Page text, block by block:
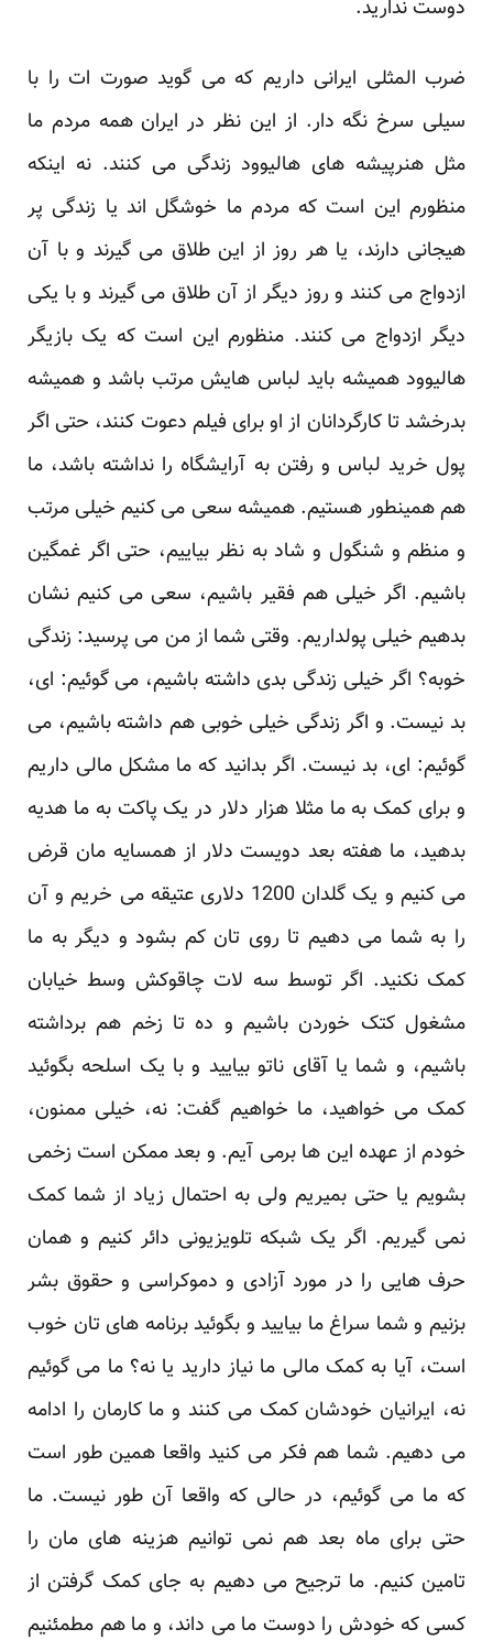
دوست ندارید.
ضرب المثلی ایرانی داریم که می گوید صورت ات را با
سیلی سرخ نگه دار. از این نظر در ایران همه مردم ما
مثل هنرپیشه های هالیوود زندگی می کنند. نه اینکه
منظورم این است که مردم ما خوشگل اند یا زندگی پر
هیجانی دارند، یا هر روز از این طلاق می گیرند و با آن
ازدواج می کنند و روز دیگر از آن طلاق می گیرند و با یکی
دیگر ازدواج می کنند. منظورم این است که یک بازیگر
هالیوود همیشه باید لباس هایش مرتب باشد و همیشه
بدرخشد تا کارگردانان از او برای فیلم دعوت کنند، حتی اگر
پول خرید لباس و رفتن به آرایشگاه را نداشته باشد، ما
هم همینطور هستیم. همیشه سعی می کنیم خیلی مرتب
و منظم و شنگول و شاد به نظر بیاییم، حتی اگر غمگین
باشیم. اگر خیلی هم فقیر باشیم، سعی می کنیم نشان
بدهیم خیلی پولداریم. وقتی شما از من می پرسید: زندگی
خوبه؟ اگر خیلی زندگی بدی داشته باشیم، می گوئیم: ای،
بد نیست. و اگر زندگی خیلی خوبی هم داشته باشیم، می
گوئیم: ای، بد نیست. اگر بدانید که ما مشکل مالی داریم
و برای کمک به ما مثلا هزار دلار در یک پاکت به ما هدیه
بدهید، ما هفته بعد دویست دلار از همسایه مان قرض
می کنیم و یک گلدان 1200 دلاری عتیقه می خریم و آن
را به شما می دهیم تا روی تان کم بشود و دیگر به ما
کمک نکنید. اگر توسط سه لات چاقوکش وسط خیابان
مشغول کتک خوردن باشیم و ده تا زخم هم برداشته
باشیم، و شما یا آقای ناتو بیایید و با یک اسلحه بگوئید
کمک می خواهید، ما خواهیم گفت: نه، خیلی ممنون،
خودم از عهده این ها برمی آیم. و بعد ممکن است زخمی
بشویم یا حتی بمیریم ولی به احتمال زیاد از شما کمک
نمی گیریم. اگر یک شبکه تلویزیونی دائر کنیم و همان
حرف هایی را در مورد آزادی و دموکراسی و حقوق بشر
بزنیم و شما سراغ ما بیایید و بگوئید برنامه های تان خوب
است، آیا به کمک مالی ما نیاز دارید یا نه؟ ما می گوئیم
نه، ایرانیان خودشان کمک می کنند و ما کارمان را ادامه
می دهیم. شما هم فکر می کنید واقعا همین طور است
که ما می گوئیم، در حالی که واقعا آن طور نیست. ما
حتی برای ماه بعد هم نمی توانیم هزینه های مان را
تامین کنیم. ما ترجیح می دهیم به جای کمک گرفتن از
کسی که خودش را دوست ما می داند، و ما هم مطمئنیم